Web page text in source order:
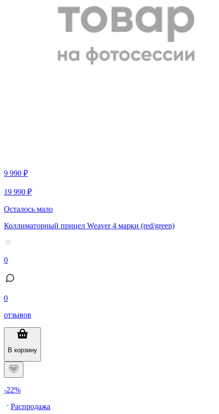
9 990 ₽
19 990 ₽
Осталось мало
Коллиматорный прицел Weaver 4 марки (red/green)
0
0
отзывов
В корзину
-22%
Распродажа